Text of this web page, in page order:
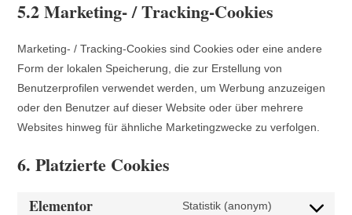
5.2 Marketing- / Tracking-Cookies
Marketing- / Tracking-Cookies sind Cookies oder eine andere
Form der lokalen Speicherung, die zur Erstellung von
Benutzerprofilen verwendet werden, um Werbung anzuzeigen
oder den Benutzer auf dieser Website oder über mehrere
Websites hinweg für ähnliche Marketingzwecke zu verfolgen.
6. Platzierte Cookies
Elementor Statistik (anonym)